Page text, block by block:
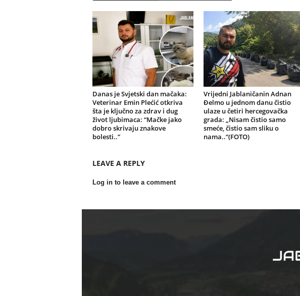
Danas je Svjetski dan mačaka:
Veterinar Emin Plećić otkriva
šta je ključno za zdrav i dug
život ljubimaca: “Mačke jako
dobro skrivaju znakove
bolesti..”
Vrijedni Jablaničanin Adnan
Đelmo u jednom danu čistio
ulaze u četiri hercegovačka
grada: „Nisam čistio samo
smeće, čistio sam sliku o
nama..“(FOTO)
LEAVE A REPLY
Log in to leave a comment